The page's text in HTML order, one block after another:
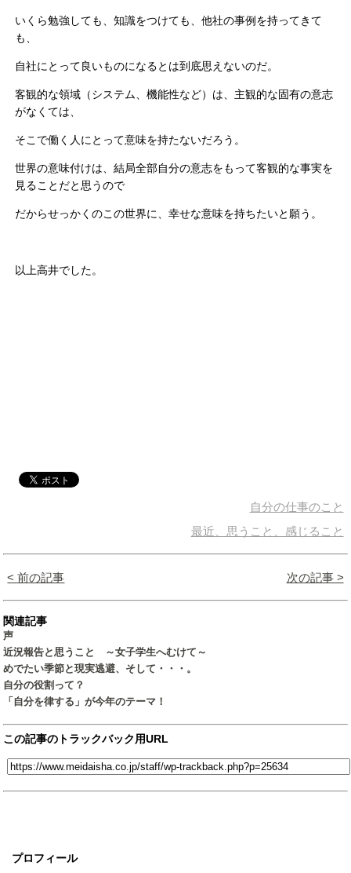
プロフィール
いくら勉強しても、知識をつけても、他社の事例を持ってきて
も、
自社にとって良いものになるとは到底思えないのだ。
客観的な領域（システム、機能性など）は、主観的な固有の意志
がなくては、
そこで働く人にとって意味を持たないだろう。
世界の意味付けは、結局全部自分の意志をもって客観的な事実を
見ることだと思うので
だからせっかくのこの世界に、幸せな意味を持ちたいと願う。
以上高井でした。
自分の仕事のこと
最近、思うこと、感じること
< 前の記事 次の記事 >
関連記事
声
近況報告と思うこと ～女子学生へむけて～
めでたい季節と現実逃避、そして・・・。
自分の役割って？
「自分を律する」が今年のテーマ！
この記事のトラックバック用URL